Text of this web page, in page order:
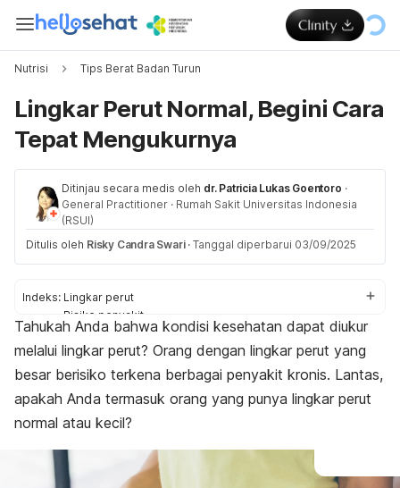
Nutrisi Tips Berat Badan Turun
Lingkar Perut Normal, Begini Cara
Tepat Mengukurnya
Ditinjau secara medis oleh dr. Patricia Lukas Goentoro ·
General Practitioner · Rumah Sakit Universitas Indonesia
(RSUI)
Ditulis oleh Risky Candra Swari · Tanggal diperbarui 03/09/2025
Indeks: Lingkar perut
Risiko penyakit
Cara mengukur
Tips mengurangi
Tahukah Anda bahwa kondisi kesehatan dapat diukur
melalui lingkar perut? Orang dengan lingkar perut yang
besar berisiko terkena berbagai penyakit kronis. Lantas,
apakah Anda termasuk orang yang punya lingkar perut
normal atau kecil?